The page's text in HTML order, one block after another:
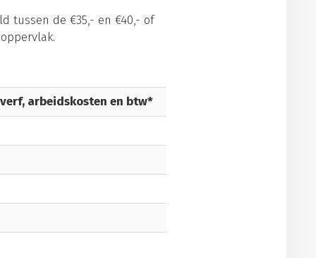
tussen de €35,- en €40,- of
arbeidskosten en btw*